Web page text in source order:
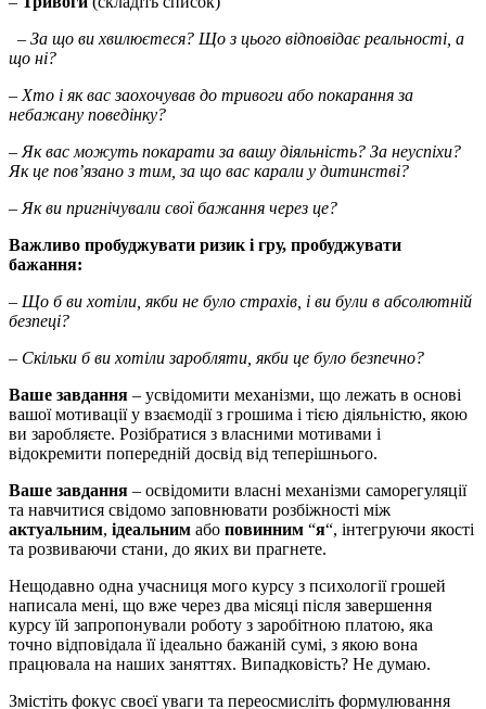
– За що ви хвилюєтеся? Що з цього відповідає реальності, а
що ні?
– Хто і як вас заохочував до тривоги або покарання за
небажану поведінку?
– Як вас можуть покарати за вашу діяльність? За неуспіхи?
Як це пов’язано з тим, за що вас карали у дитинстві?
– Як ви пригнічували свої бажання через це?
Важливо пробуджувати ризик і гру, пробуджувати
бажання:
– Що б ви хотіли, якби не було страхів, і ви були в абсолютній
безпеці?
– Скільки б ви хотіли заробляти, якби це було безпечно?
Ваше завдання – усвідомити механізми, що лежать в основі
вашої мотивації у взаємодії з грошима і тією діяльністю, якою
ви заробляєте. Розібратися з власними мотивами і
відокремити попередній досвід від теперішнього.
Ваше завдання – освідомити власні механізми саморегуляції
та навчитися свідомо заповнювати розбіжності між
актуальним, ідеальним або повинним “я“, інтегруючи якості
та розвиваючи стани, до яких ви прагнете.
Нещодавно одна учасниця мого курсу з психології грошей
написала мені, що вже через два місяці після завершення
курсу їй запропонували роботу з заробітною платою, яка
точно відповідала її ідеально бажаній сумі, з якою вона
працювала на наших заняттях. Випадковість? Не думаю.
Змістіть фокус своєї уваги та переосмисліть формулювання